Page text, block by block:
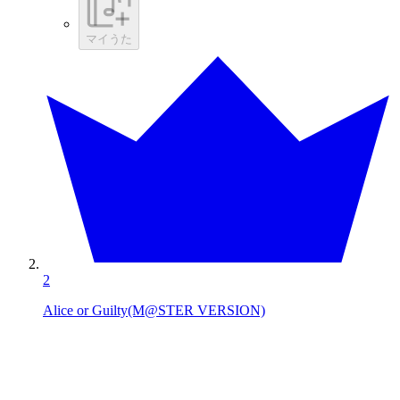
マイうた
2
Alice or Guilty(M@STER VERSION)